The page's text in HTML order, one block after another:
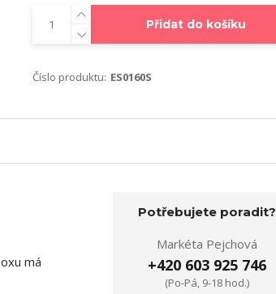
Přidat do košíku
Číslo produktu: ES0160S
má
Potřebujete poradit?
Markéta Pejchová
+420 603 925 746
(Po-Pá, 9-18 hod.)